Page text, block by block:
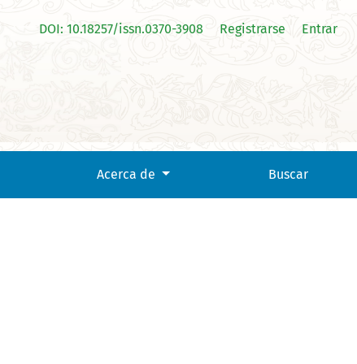
Acerca de Buscar
DOI: 10.18257/issn.0370-3908 Registrarse Entrar